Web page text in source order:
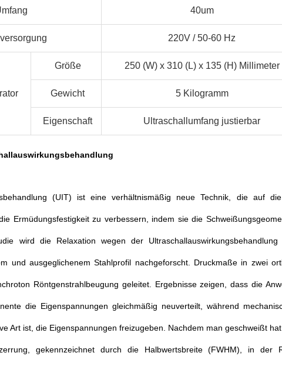
40um
220V /50-60 Hz
Größe 250 (W) x 310 (L) x 135 (H) Millimeter
Gewicht 5 Kilogramm
Eigenschaft Ultraschallumfang justierbar
(UIT) ist eine verhältnismäßig neue Technik, die auf
Ermüdungsfestigkeit zu verbessern, indem sie die
wird die Relaxation wegen der
und ausgeglichenem Stahlprofil nachgeforscht. Druckmaße in zwei
Röntgenstrahlbeugung geleitet. Ergebnisse zeigen, dass die
die Eigenspannungen gleichmäßig neuverteilt, während
Art ist, die Eigenspannungen freizugeben. Nachdem man geschweißt
gekennzeichnet durch die Halbwertsbreite (FWHM), in der